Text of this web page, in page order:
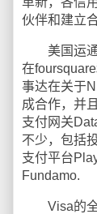
伙伴和建立
美国运通
在
事达在关于
成合作，并
支付网关
不少，包括
支付平台
Fundamo.
Visa的全